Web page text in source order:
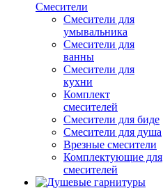
Смесители
Смесители для
умывальника
Смесители для
ванны
Смесители для
кухни
Комплект
смесителей
Смесители для биде
Смесители для душа
Врезные смесители
Комплектующие для
смесителей